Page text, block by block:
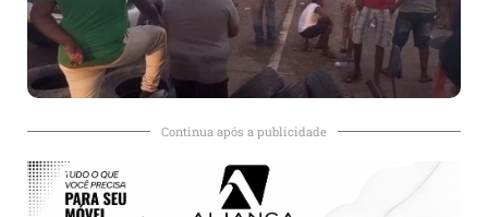
Continua após a publicidade